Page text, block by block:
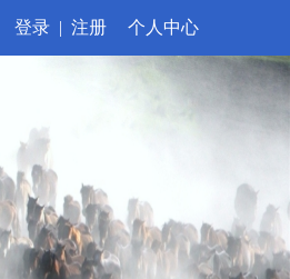
登录 | 注册 个人中心